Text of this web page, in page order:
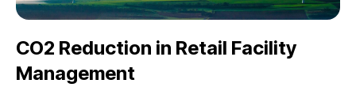
CO2 Reduction in Retail Facility
Management